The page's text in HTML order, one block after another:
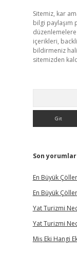
Sitemiz, kar
bilgi paylaşım
içerikleri,
bildirmeniz
sitemizden
Son yorumlar
En Büyük
En Büyük
Yat Turizmi
Yat Turizmi
Miş Eki Hangi